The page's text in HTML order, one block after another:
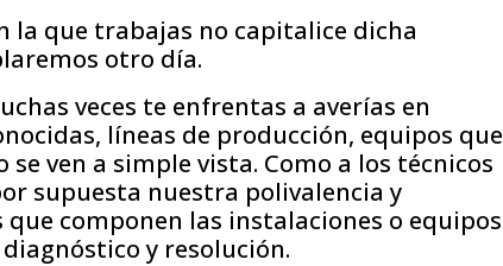
la que trabajas no capitalice dicha
otro día.
veces te enfrentas a averías en
líneas de producción, equipos que
se ven a simple vista. Como a los técnicos
supuesta nuestra polivalencia y
componen las instalaciones o equipos
y resolución.